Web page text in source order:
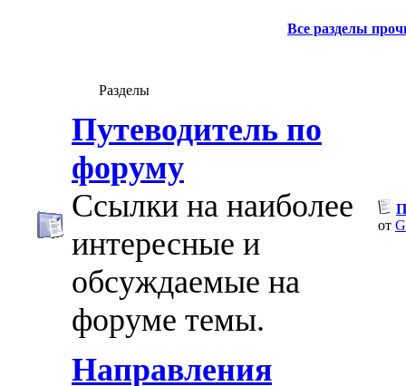
Все разделы
Разделы
Путеводитель по
форуму
Ссылки на наиболее
интересные и
обсуждаемые на
форуме темы.
от
Направления